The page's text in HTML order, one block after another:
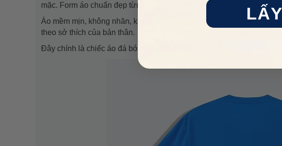
mặc. Form áo chuẩn đẹp từng đường kim mũi chỉ đảm bảo hài lòng
Áo mềm mịn, không nhăn, không xù, không phai màu. Màu sắc đơn
theo sở thích của bản thân.
Đây chính là chiếc áo đá bóng hay hoạt động thể thao, tenis hay đi